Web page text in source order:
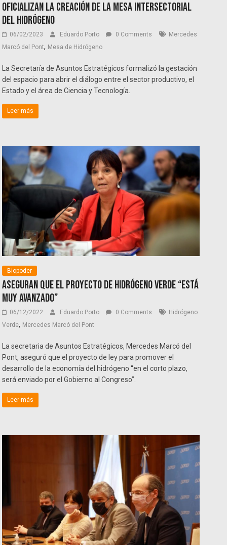
Oficializan la creación de la Mesa Intersectorial
del Hidrógeno
06/02/2023 Eduardo Porto 0 Comments
Mercedes
Marcó del Pont, Mesa de Hidrógeno
La Secretaría de Asuntos Estratégicos formalizó la gestación
del espacio para abrir el diálogo entre el sector productivo, el
Estado y el área de Ciencia y Tecnología.
Leer más
Biopoder
Aseguran que el proyecto de hidrógeno verde “está
muy avanzado”
06/12/2022 Eduardo Porto 0 Comments
Hidrógeno
Verde, Mercedes Marcó del Pont
La secretaria de Asuntos Estratégicos, Mercedes Marcó del
Pont, aseguró que el proyecto de ley para promover el
desarrollo de la economía del hidrógeno “en el corto plazo,
será enviado por el Gobierno al Congreso”.
Leer más